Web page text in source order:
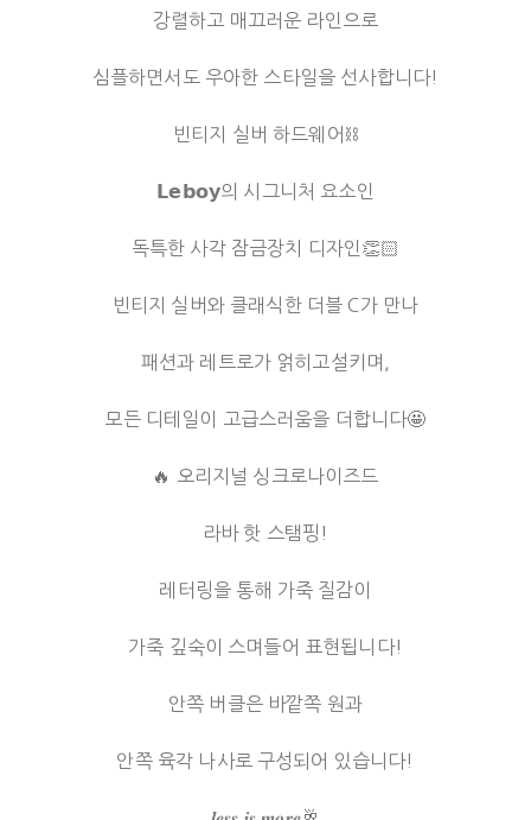
강렬하고 매끄러운 라인으로
심플하면서도 우아한 스타일을 선사합니다!
빈티지 실버 하드웨어⛓️
𝗟𝗲𝗯𝗼𝘆의 시그니처 요소인
독특한 사각 잠금장치 디자인👏🏻
빈티지 실버와 클래식한 더블 C가 만나
패션과 레트로가 얽히고설키며,
모든 디테일이 고급스러움을 더합니다🤩
🔥 오리지널 싱크로나이즈드
라바 핫 스탬핑!
레터링을 통해 가죽 질감이
가죽 깊숙이 스며들어 표현됩니다!
안쪽 버클은 바깥쪽 원과
안쪽 육각 나사로 구성되어 있습니다!